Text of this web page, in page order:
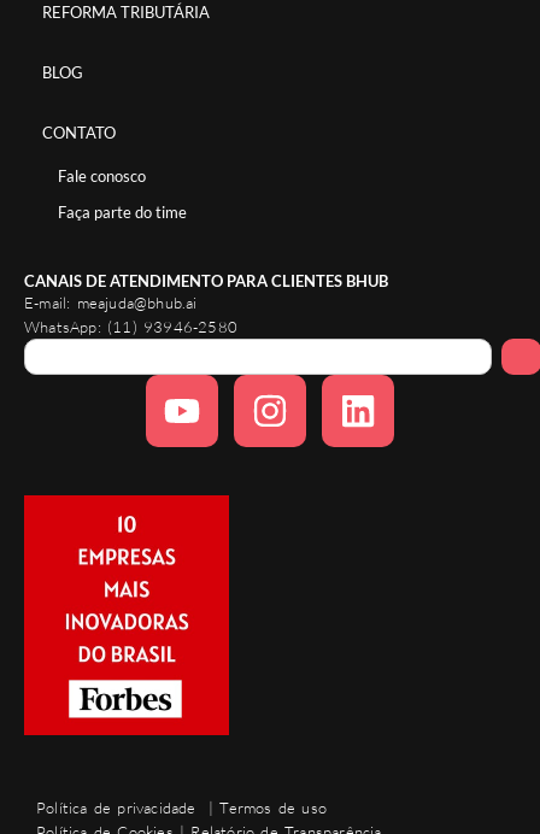
REFORMA TRIBUTÁRIA
BLOG
CONTATO
Fale conosco
Faça parte do time
CANAIS DE ATENDIMENTO PARA CLIENTES BHUB
E-mail: meajuda@bhub.ai
WhatsApp: (11) 93946-2580
Política de privacidade |Termos de uso